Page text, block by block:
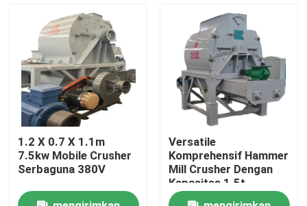
Rumah
1.2 X 0.7 X 1.1m
7.5kw Mobile Crusher
Serbaguna 380V
Versatile
Komprehensif Hammer
Mill Crusher Dengan
Kapasitas 1.5t